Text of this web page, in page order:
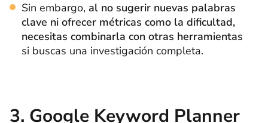
Sin embargo, al no sugerir nuevas palabras
clave ni ofrecer métricas como la dificultad,
necesitas combinarla con otras herramientas
si buscas una investigación completa.
3. Google Keyword Planner